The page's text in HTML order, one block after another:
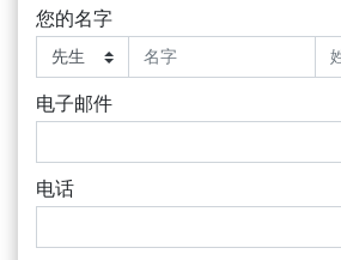
您的名字
电子邮件
电话